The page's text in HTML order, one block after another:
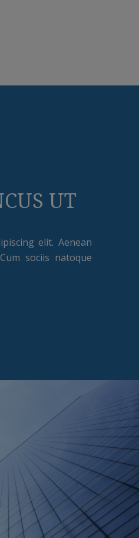
UT
elit. Aenean
sociis natoque